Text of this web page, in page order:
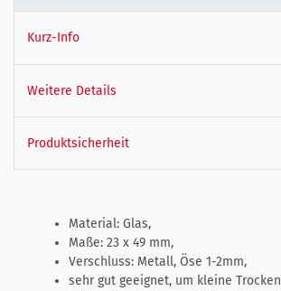
Kurz-Info
Weitere Details
Produktsicherheit
Material: Glas,
Maße: 23 x 49 mm,
Verschluss: Metall, Öse 1-2mm,
sehr gut geeignet, um kleine